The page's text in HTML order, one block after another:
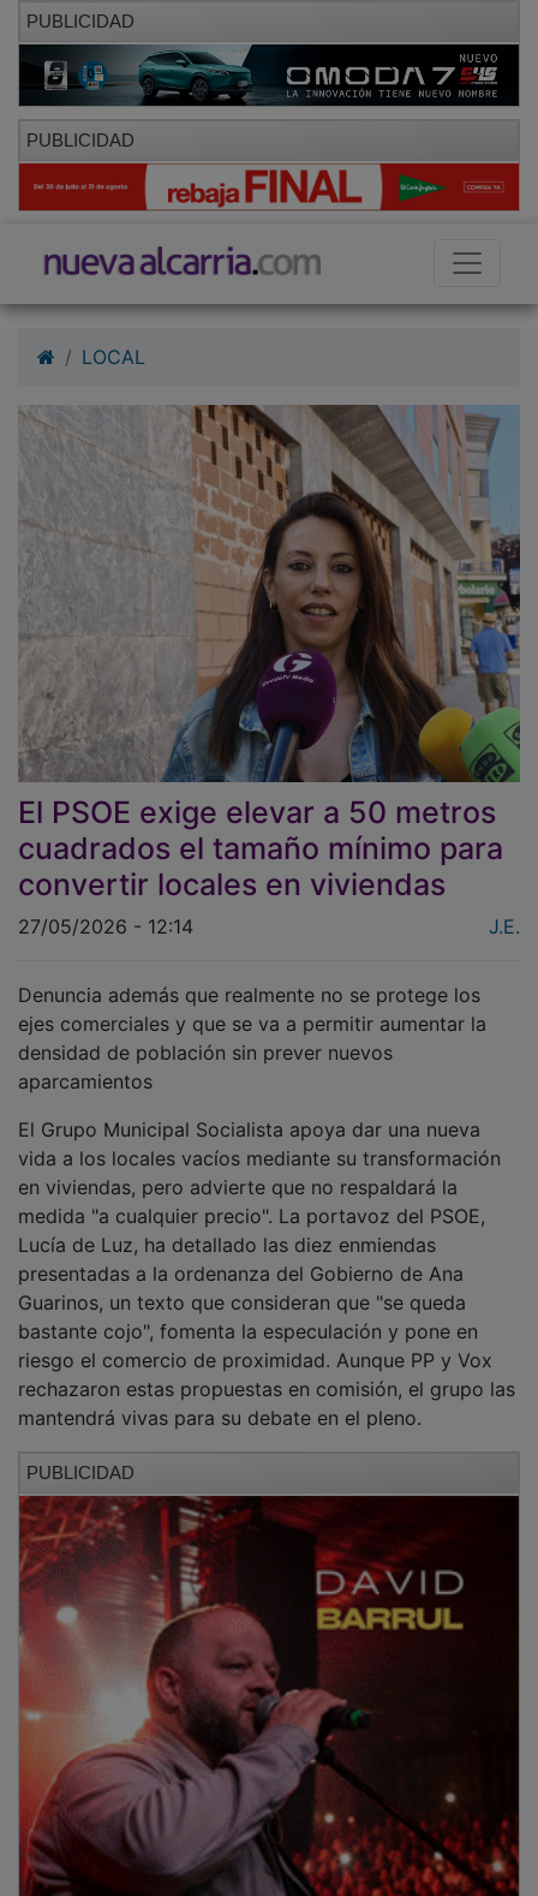
PUBLICIDAD
PUBLICIDAD
El PSOE exige elevar a 50 metros
cuadrados el tamaño mínimo para
convertir locales en viviendas
ejes comerciales y que se va a permitir aumentar la
densidad de población sin prever nuevos
aparcamientos
vida a los locales vacíos mediante su transformación
en viviendas, pero advierte que no respaldará la
medida "a cualquier precio". La portavoz del PSOE,
Lucía de Luz, ha detallado las diez enmiendas
presentadas a la ordenanza del Gobierno de Ana
Guarinos, un texto que consideran que "se queda
bastante cojo", fomenta la especulación y pone en
riesgo el comercio de proximidad. Aunque PP y Vox
rechazaron estas propuestas en comisión, el grupo las
mantendrá vivas para su debate en el pleno.